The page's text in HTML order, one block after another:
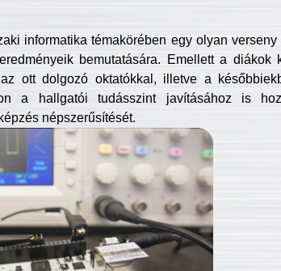
informatika témakörében egy olyan
bemutatására. Emellett a diákok
ott dolgozó oktatókkal, illetve a
a hallgatói tudásszint javításához is
népszerűsítését.